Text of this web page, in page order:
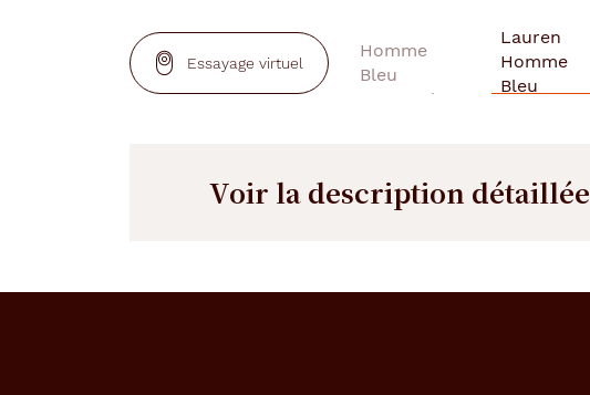
Essayage virtuel
Voir la description détaillée